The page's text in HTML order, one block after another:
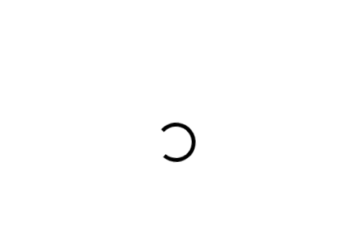
Umývadlová batéria TALIS E